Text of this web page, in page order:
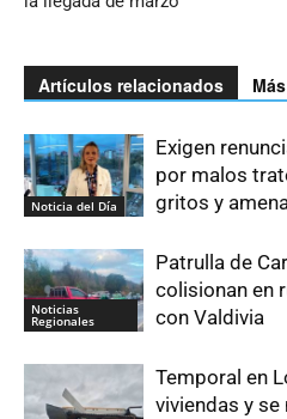
Artículos relacionados
Noticia del Día
Exigen
por malos
gritos y
Noticias
Regionales
Patrulla de
colisionan en
con Valdivia
Temporal en
viviendas y